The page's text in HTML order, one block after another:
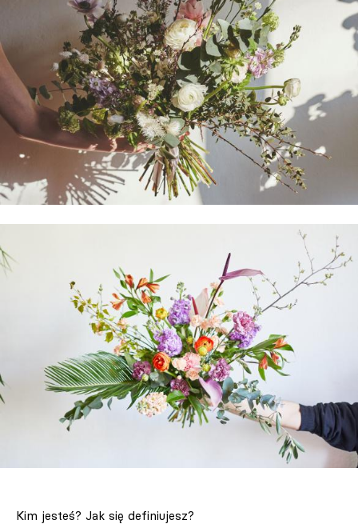
Kim jesteś? Jak się definiujesz?